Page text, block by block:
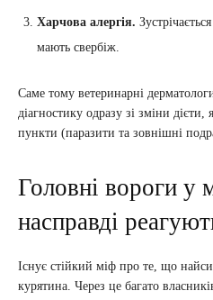
Харчова алергія.
мають свербіж.
Саме тому ветеринарні
діагностику одразу зі зміни
пункти (паразити та зовнішні
Головні вороги у
насправді
Існує стійкий міф про те, що
курятина. Через це багато